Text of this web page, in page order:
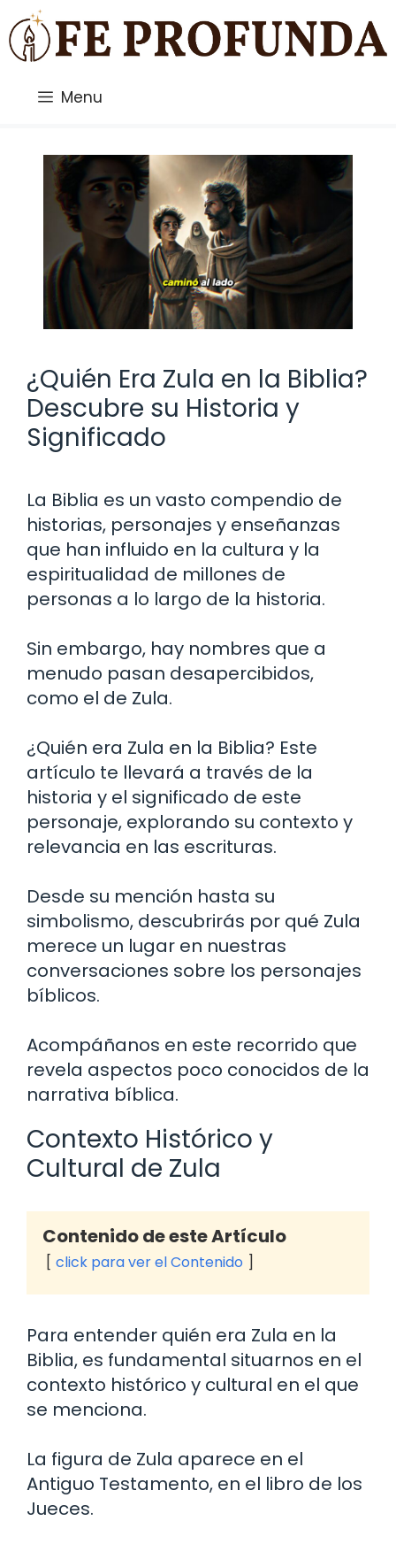
Saltar
al
contenido
Menu
¿Quién Era Zula en la Biblia?
Descubre su Historia y
Significado
La Biblia es un vasto compendio de
historias, personajes y enseñanzas
que han influido en la cultura y la
espiritualidad de millones de
personas a lo largo de la historia.
Sin embargo, hay nombres que a
menudo pasan desapercibidos,
como el de Zula.
¿Quién era Zula en la Biblia? Este
artículo te llevará a través de la
historia y el significado de este
personaje, explorando su contexto y
relevancia en las escrituras.
Desde su mención hasta su
simbolismo, descubrirás por qué Zula
merece un lugar en nuestras
conversaciones sobre los personajes
bíblicos.
Acompáñanos en este recorrido que
revela aspectos poco conocidos de la
narrativa bíblica.
Contexto Histórico y
Cultural de Zula
Contenido de este Artículo
click para ver el Contenido
Para entender quién era Zula en la
Biblia, es fundamental situarnos en el
contexto histórico y cultural en el que
se menciona.
La figura de Zula aparece en el
Antiguo Testamento, en el libro de los
Jueces.